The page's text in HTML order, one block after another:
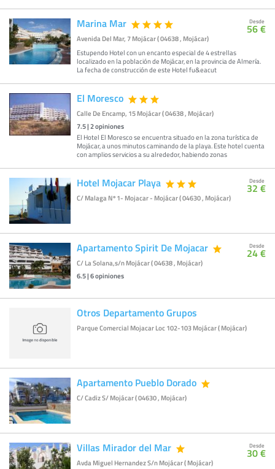
Marina Mar
Avenida Del Mar, 7 Mojácar ( 04638 , Mojácar)
Estupendo Hotel con un encanto especial de 4 estrellas
localizado en la población de Mojácar, en la provincia de Almería.
La fecha de construcción de este Hotel fu&eacut
Desde
56 €
El Moresco
Calle De Encamp, 15 Mojácar ( 04638 , Mojácar)
7.5|2opiniones
El Hotel El Moresco se encuentra situado en la zona turística de
Mojácar, a unos minutos caminando de la playa. Este hotel cuenta
con amplios servicios a su alrededor, habiendo zonas
Hotel Mojacar Playa
C/ Malaga Nº 1- Mojacar - Mojácar ( 04630 , Mojácar)
Desde
32 €
Apartamento Spirit De Mojacar
C/ La Solana,s/n Mojácar ( 04638 , Mojácar)
6.5|6opiniones
Desde
24 €
Otros Departamento Grupos
Parque Comercial Mojacar Loc 102-103 Mojácar ( Mojácar)
Apartamento Pueblo Dorado
C/ Cadiz S/ Mojácar ( 04630 , Mojácar)
Villas Mirador del Mar
Avda Miguel Hernandez S/n Mojácar ( Mojácar)
Desde
30 €